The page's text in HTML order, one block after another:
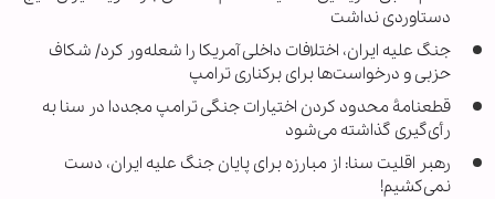
دستاوردی نداشت
جنگ علیه ایران، اختلافات داخلی آمریکا را شعله‌ور کرد/ شکاف
حزبی و درخواست‌ها برای برکناری ترامپ
قطعنامۀ محدود کردن اختیارات جنگی ترامپ مجددا در سنا به‌
رأی‌گیری گذاشته می‌شود
رهبر اقلیت سنا: از مبارزه برای پایان جنگ علیه ایران، دست
نمی‌کشیم!